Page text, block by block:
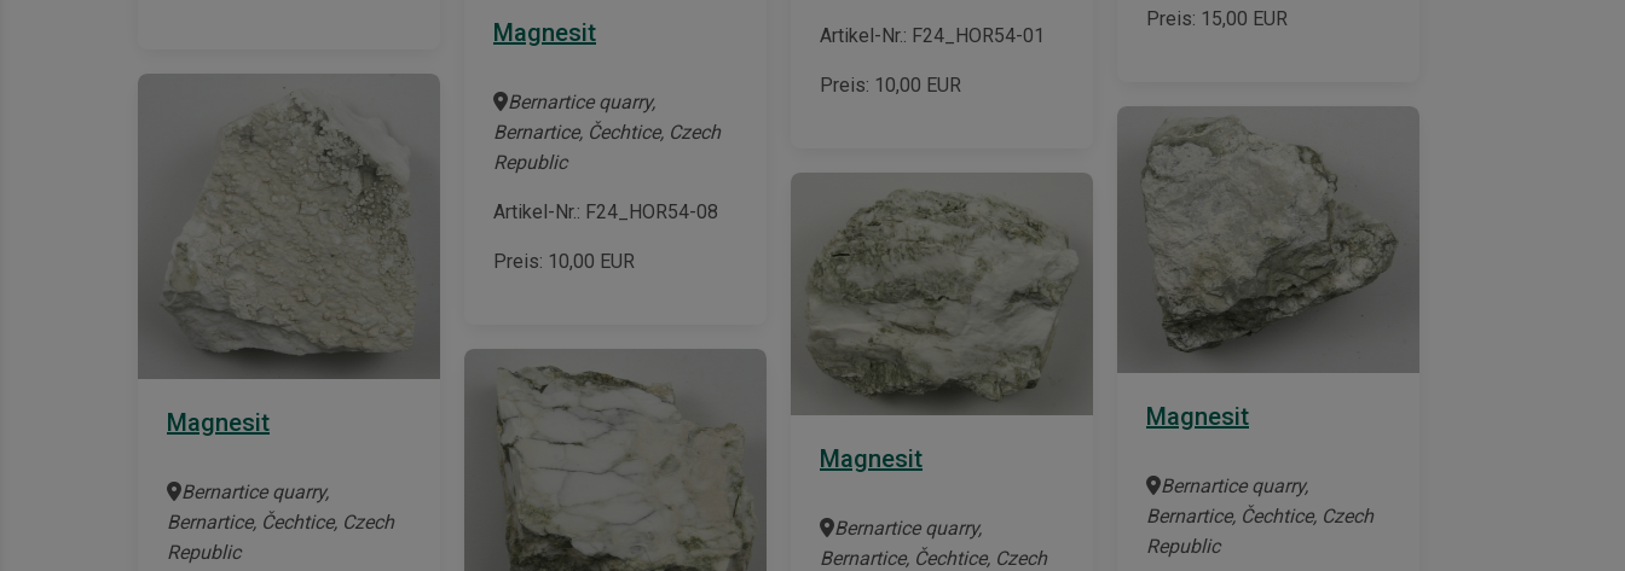
Artikel-Nr.: F24_HOR54-01
Preis: 10,00 EUR
Preis: 15,00 EUR
Magnesit
Bernartice quarry,
Bernartice, Čechtice, Czech
Republic
Artikel-Nr.: F24_HOR54-08
Preis: 10,00 EUR
Magnesit
Bernartice quarry,
Bernartice, Čechtice, Czech
Magnesit
Bernartice quarry,
Bernartice, Čechtice, Czech
Republic
Magnesit
Bernartice quarry,
Bernartice, Čechtice, Czech
Republic